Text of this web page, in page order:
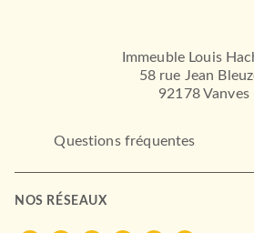
Les Vertes Années
Immeuble Louis
58 rue Jean
92178 Vanves
Questions fréquentes
NOS RÉSEAUX